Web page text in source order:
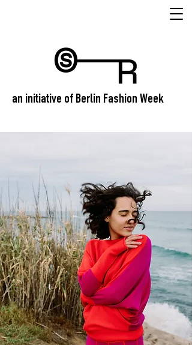
an initiative of Berlin Fashion Week